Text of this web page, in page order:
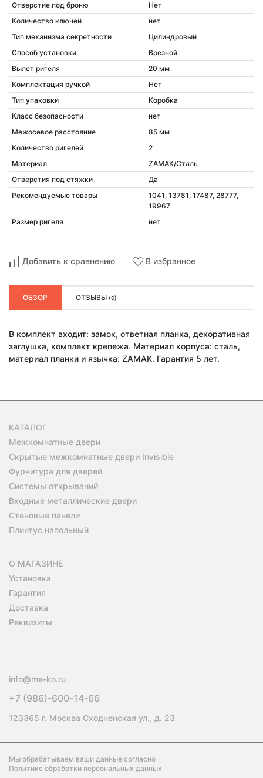
Отверстие под броню
Нет
Количество ключей
нет
Тип механизма секретности
Цилиндровый
Способ установки
Врезной
Вылет ригеля
20 мм
Комплектация ручкой
Нет
Тип упаковки
Коробка
Класс безопасности
нет
Межосевое расстояние
85 мм
Количество ригелей
2
Материал
ZAMAK/Сталь
Отверстия под стяжки
Да
Рекомендуемые товары
1041, 13781, 17487, 28777,
19967
Размер ригеля
нет
Добавить к сравнению В избранное
ОБЗОР ОТЗЫВЫ (0)
В комплект входит: замок, ответная планка, декоративная
заглушка, комплект крепежа. Материал корпуса: сталь,
материал планки и язычка: ZAMAK. Гарантия 5 лет.
КАТАЛОГ
Межкомнатные двери
Скрытые межкомнатные двери Invisible
Фурнитура для дверей
Системы открываний
Входные металлические двери
Стеновые панели
Плинтус напольный
О МАГАЗИНЕ
Установка
Гарантия
Доставка
Реквизиты
info@me-ko.ru
+7 (986)-600-14-66
123365 г. Москва Сходненская ул., д. 23
Мы обрабатываем ваши данные согласно
Политике обработки персональных данных